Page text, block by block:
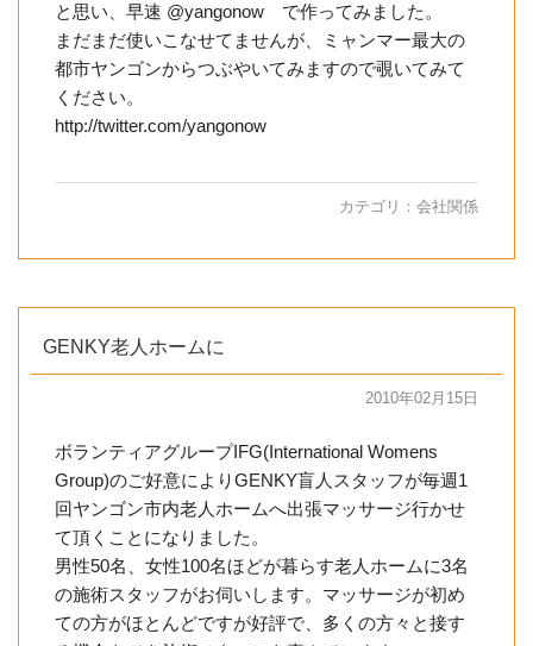
と思い、早速 @yangonow で作ってみました。
まだまだ使いこなせてませんが、ミャンマー最大の
都市ヤンゴンからつぶやいてみますので覗いてみて
ください。
http://twitter.com/yangonow
カテゴリ： 会社関係
GENKY老人ホームに
2010年02月15日
ボランティアグループIFG(International Womens
Group)のご好意によりGENKY盲人スタッフが毎週1
回ヤンゴン市内老人ホームへ出張マッサージ行かせ
て頂くことになりました。
男性50名、女性100名ほどが暮らす老人ホームに3名
の施術スタッフがお伺いします。マッサージが初め
ての方がほとんどですが好評で、多くの方々と接す